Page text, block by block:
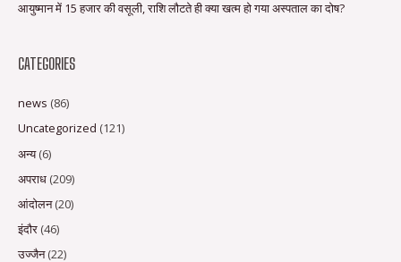
आयुष्मान में 15 हजार की वसूली, राशि लौटते ही क्या खत्म हो गया अस्पताल का दोष?
CATEGORIES
news (86)
Uncategorized (121)
अन्य(6)
अपराध (209)
आंदोलन(20)
इंदौर (46)
उज्जैन(22)